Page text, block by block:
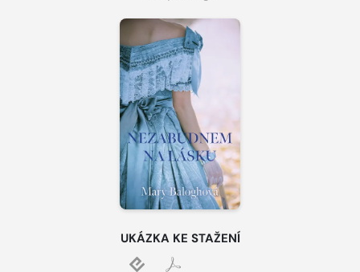
UKÁZKA KE STAŽENÍ